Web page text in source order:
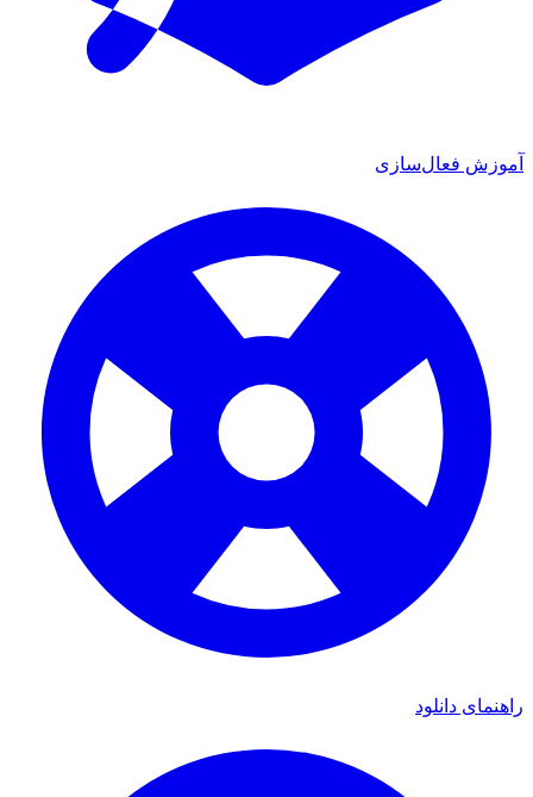
آموزش فعال‌سازی
راهنمای دانلود